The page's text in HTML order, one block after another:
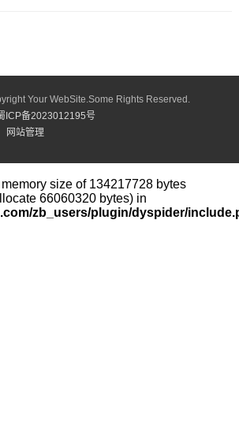
Your WebSite.Some Rights Reserved.
ICP备2023012195号
网站管理
size of 134217728 bytes
66060320 bytes) in
zb_users/plugin/dyspider/